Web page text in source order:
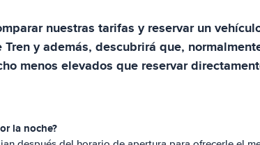
nuestras tarifas y reservar un
Treny además, descubrirá que,
menos elevados que reservar
la noche?